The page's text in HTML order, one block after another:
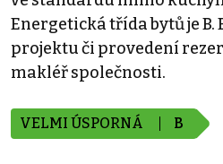
Energetická třída bytů je
projektu či provedení
makléř společnosti.
VELMI ÚSPORNÁ B